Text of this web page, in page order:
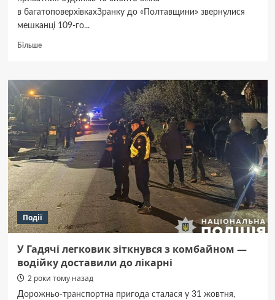
в багатоповерхівкахЗранку до «Полтавщини» звернулися
мешканці 109-го...
БільшеДокладніше
удари
є руйнування
житлових
об’єктів,
але
для
паніки
немає
підстав
Події
У Гадячі легковик зіткнувся з комбайном —
водійку доставили до лікарні
2 роки тому назад
Дорожньо-транспортна пригода сталася у 31 жовтня,